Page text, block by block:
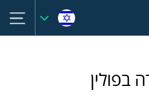
בפולין